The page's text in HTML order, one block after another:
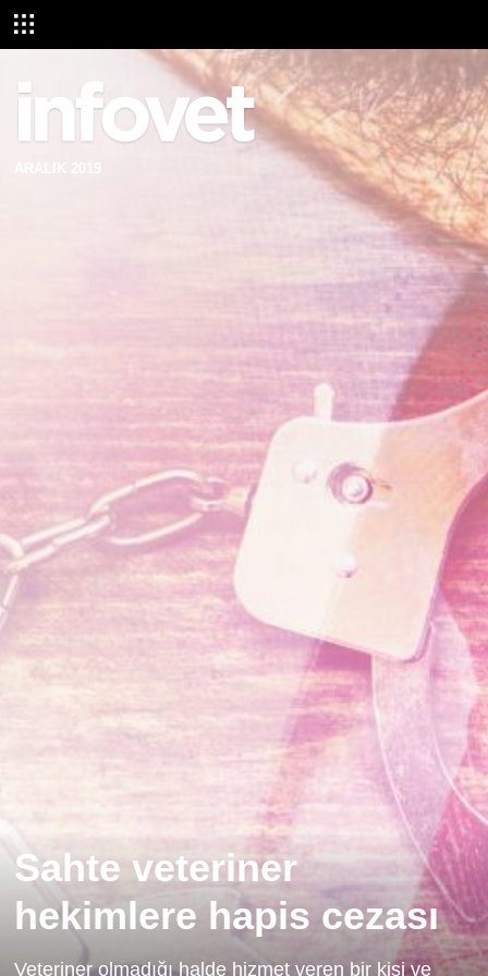
Sahte veteriner
hekimlere hapis cezası
Veteriner olmadığı halde hizmet veren bir kişi ve